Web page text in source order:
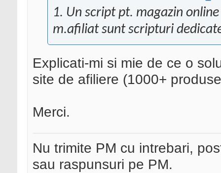
1. Un script pt. magazin
m.afiliat sunt scripturi
Explicati-mi si mie de ce o
site de afiliere (1000+
Merci.
Nu trimite PM cu intrebari,
sau raspunsuri pe PM.